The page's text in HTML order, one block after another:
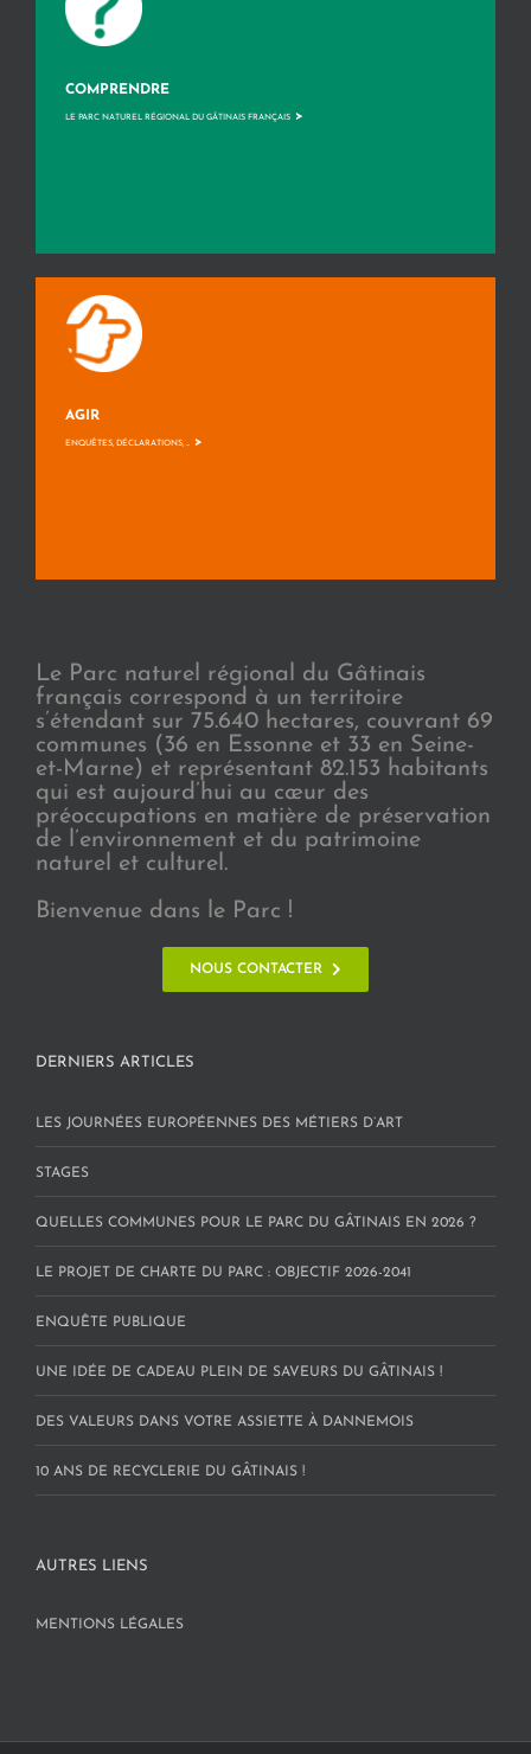
COMPRENDRE
LE PARC NATUREL RÉGIONAL DU GÂTINAIS FRANÇAIS >
AGIR
ENQUÊTES, DÉCLARATIONS, ... >
Le Parc naturel régional du Gâtinais
français correspond à un territoire
s’étendant sur 75.640 hectares, couvrant 69
communes (36 en Essonne et 33 en Seine-
et-Marne) et représentant 82.153 habitants
qui est aujourd’hui au cœur des
préoccupations en matière de préservation
de l’environnement et du patrimoine
naturel et culturel.
Bienvenue dans le Parc !
NOUS CONTACTER
DERNIERS ARTICLES
LES JOURNÉES EUROPÉENNES DES MÉTIERS D’ART
STAGES
QUELLES COMMUNES POUR LE PARC DU GÂTINAIS EN 2026 ?
LE PROJET DE CHARTE DU PARC : OBJECTIF 2026-2041
ENQUÊTE PUBLIQUE
UNE IDÉE DE CADEAU PLEIN DE SAVEURS DU GÂTINAIS !
DES VALEURS DANS VOTRE ASSIETTE À DANNEMOIS
10 ANS DE RECYCLERIE DU GÂTINAIS !
AUTRES LIENS
MENTIONS LÉGALES